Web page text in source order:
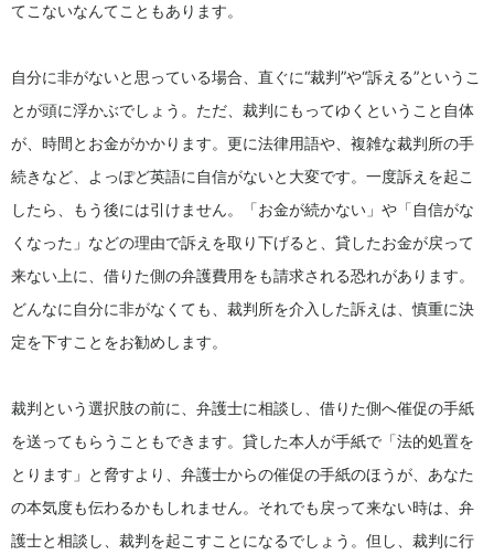
てこないなんてこともあります。
自分に非がないと思っている場合、直ぐに“裁判”や“訴える”というこ
とが頭に浮かぶでしょう。ただ、裁判にもってゆくということ自体
が、時間とお金がかかります。更に法律用語や、複雑な裁判所の手
続きなど、よっぽど英語に自信がないと大変です。一度訴えを起こ
したら、もう後には引けません。「お金が続かない」や「自信がな
くなった」などの理由で訴えを取り下げると、貸したお金が戻って
来ない上に、借りた側の弁護費用をも請求される恐れがあります。
どんなに自分に非がなくても、裁判所を介入した訴えは、慎重に決
定を下すことをお勧めします。
裁判という選択肢の前に、弁護士に相談し、借りた側へ催促の手紙
を送ってもらうこともできます。貸した本人が手紙で「法的処置を
とります」と脅すより、弁護士からの催促の手紙のほうが、あなた
の本気度も伝わるかもしれません。それでも戻って来ない時は、弁
護士と相談し、裁判を起こすことになるでしょう。但し、裁判に行